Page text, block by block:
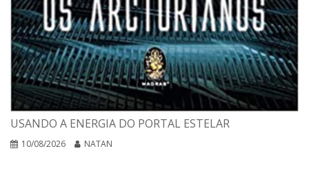
USANDO A ENERGIA DO PORTAL ESTELAR
10/08/2026 NATAN